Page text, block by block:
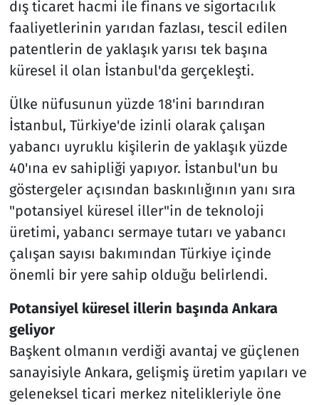
dış ticaret hacmi ile finans ve sigortacılık
faaliyetlerinin yarıdan fazlası, tescil edilen
patentlerin de yaklaşık yarısı tek başına
küresel il olan İstanbul'da gerçekleşti.
Ülke nüfusunun yüzde 18'ini barındıran
İstanbul, Türkiye'de izinli olarak çalışan
yabancı uyruklu kişilerin de yaklaşık yüzde
40'ına ev sahipliği yapıyor. İstanbul'un bu
göstergeler açısından baskınlığının yanı sıra
"potansiyel küresel iller"in de teknoloji
üretimi, yabancı sermaye tutarı ve yabancı
çalışan sayısı bakımından Türkiye içinde
önemli bir yere sahip olduğu belirlendi.
Potansiyel küresel illerin başında Ankara
geliyor
Başkent olmanın verdiği avantaj ve güçlenen
sanayisiyle Ankara, gelişmiş üretim yapıları ve
geleneksel ticari merkez nitelikleriyle öne